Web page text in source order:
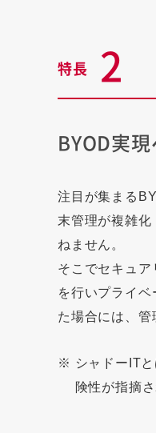
特長 2
BYOD実
注目が集まる
末管理が複雑
ねません。
そこでセキュ
を行いプライ
た場合には、管
※ シャドーIT
険性が指摘